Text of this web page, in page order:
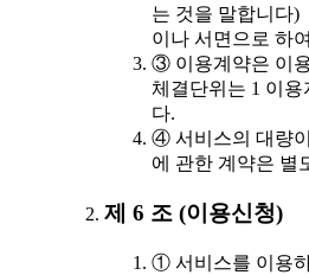
는 것을 말합니다)
이나 서면으로 하
③ 이용계약은 이
체결단위는 1 이용
다.
④ 서비스의 대량
에 관한 계약은 별
제 6 조 (이용신청)
① 서비스를 이용